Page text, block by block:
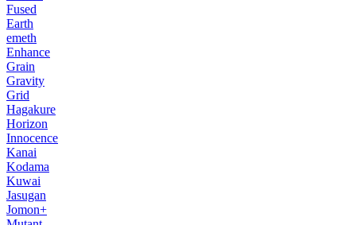
Fused
Earth
emeth
Enhance
Grain
Gravity
Grid
Hagakure
Horizon
Innocence
Kanai
Kodama
Kuwai
Jasugan
Jomon+